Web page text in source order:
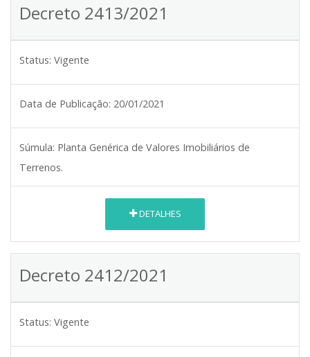
Decreto 2413/2021
Status: Vigente
Data de Publicação: 20/01/2021
Súmula: Planta Genérica de Valores Imobiliários de
Terrenos.
DETALHES
Decreto 2412/2021
Status: Vigente